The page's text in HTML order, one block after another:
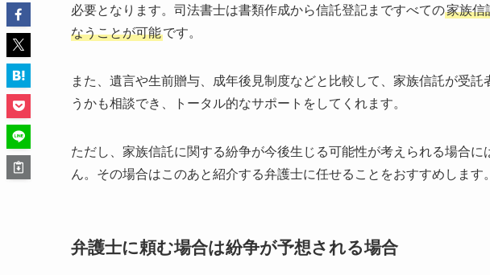
必要となります。司法書士は書類作成から信託登記まですべての家族信
なうことが可能です。
また、遺言や生前贈与、成年後見制度などと比較して、家族信託が受
うかも相談でき、トータル的なサポートをしてくれます。
ただし、家族信託に関する紛争が今後生じる可能性が考えられる場合
ん。その場合はこのあと紹介する弁護士に任せることをおすすめします。
弁護士に頼む場合は紛争が予想される場合